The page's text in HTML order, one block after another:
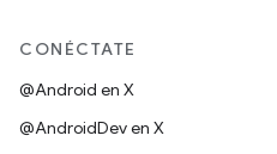
CONÉCTATE
@Android en X
@AndroidDev en X